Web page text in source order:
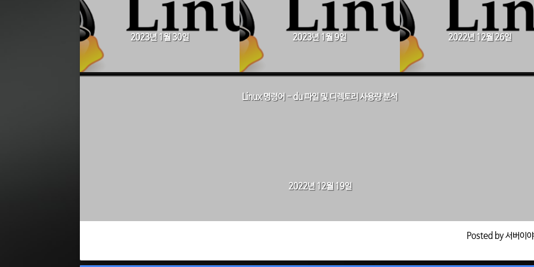
2023년 1월 30일 2023년 1월 9일 2022년 12월 26일
Linux 명령어 - du 파일 및 디렉토리 사용량 분석
2022년 12월 19일
Posted by 서버이